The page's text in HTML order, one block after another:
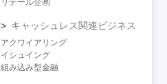
リテール企画
キャッシュレス関連ビジネス
アクワイアリング
イシュイング
組み込み型金融